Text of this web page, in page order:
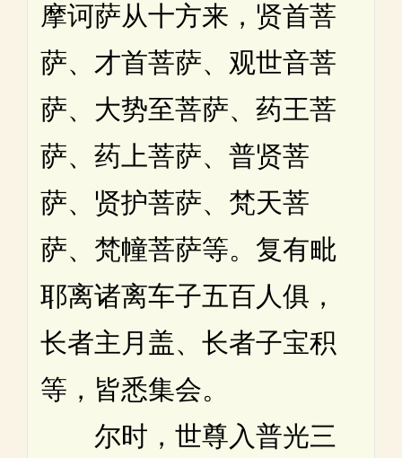
摩诃萨从十方来，贤首菩
萨、才首菩萨、观世音菩
萨、大势至菩萨、药王菩
萨、药上菩萨、普贤菩
萨、贤护菩萨、梵天菩
萨、梵幢菩萨等。复有毗
耶离诸离车子五百人俱，
长者主月盖、长者子宝积
等，皆悉集会。
尔时，世尊入普光三